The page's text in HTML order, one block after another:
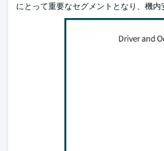
にとって重要なセグメントとなり、機内